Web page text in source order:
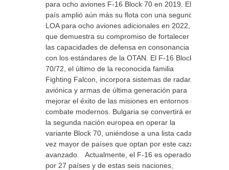
para ocho aviones F-16 Block 70 en 2019. El
país amplió aún más su flota con una segunda
LOA para ocho aviones adicionales en 2022, lo
que demuestra su compromiso de fortalecer
las capacidades de defensa en consonancia
con los estándares de la OTAN. El F-16 Block
70/72, el último de la reconocida familia
Fighting Falcon, incorpora sistemas de radar,
aviónica y armas de última generación para
mejorar el éxito de las misiones en entornos de
combate modernos. Bulgaria se convertirá en
la segunda nación europea en operar la
variante Block 70, uniéndose a una lista cada
vez mayor de países que optan por este caza
avanzado. Actualmente, el F-16 es operado
por 27 países y de estas seis naciones,